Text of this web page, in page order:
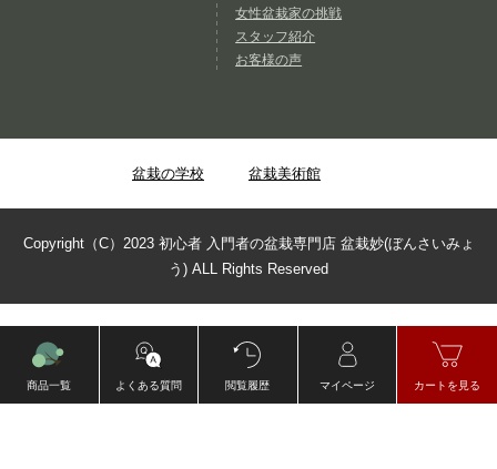
女性盆栽家の挑戦
スタッフ紹介
お客様の声
盆栽の学校 盆栽美術館
Copyright（C）2023 初心者 入門者の盆栽専門店 盆栽妙(ぼんさいみょ
う) ALL Rights Reserved
商品一覧 よくある質問 閲覧履歴 マイページ カートを見る